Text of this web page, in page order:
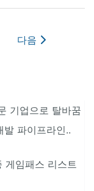
다음
기업으로 탈바꿈
파이프라인..
게임패스 리스트